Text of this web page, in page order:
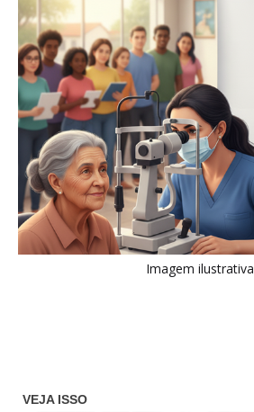
Imagem ilustrativa